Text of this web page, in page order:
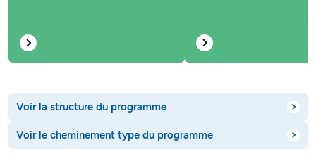
Voir la structure du programme
Voir le cheminement type du programme